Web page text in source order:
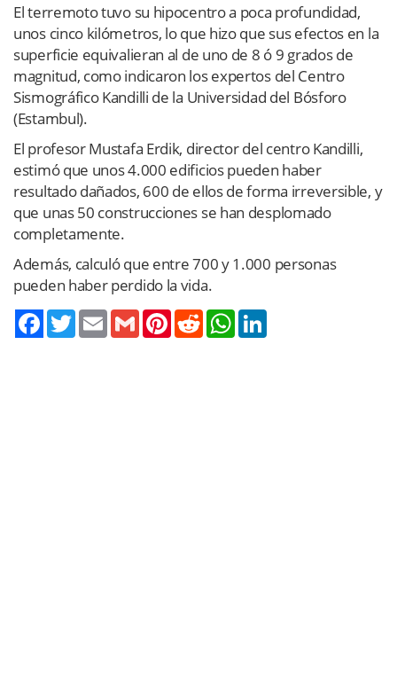
El terremoto tuvo su hipocentro a poca profundidad,
unos cinco kilómetros, lo que hizo que sus efectos en la
superficie equivalieran al de uno de 8 ó 9 grados de
magnitud, como indicaron los expertos del Centro
Sismográfico Kandilli de la Universidad del Bósforo
(Estambul).
El profesor Mustafa Erdik, director del centro Kandilli,
estimó que unos 4.000 edificios pueden haber
resultado dañados, 600 de ellos de forma irreversible, y
que unas 50 construcciones se han desplomado
completamente.
Además, calculó que entre 700 y 1.000 personas
pueden haber perdido la vida.
TwitterEmail Gmail PinterestReddit WhatsApp